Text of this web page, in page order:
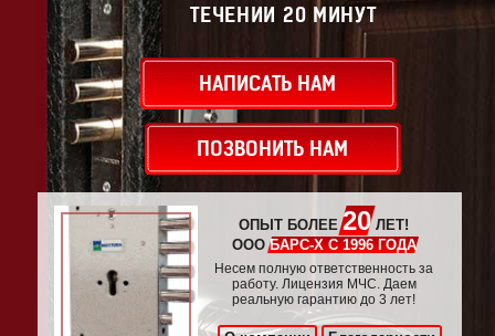
ТЕЧЕНИИ 20 МИНУТ
НАПИСАТЬ НАМ
ПОЗВОНИТЬ НАМ
ОПЫТ БОЛЕЕ20ЛЕТ!
ОООБАРС-Х С 1996 ГОДА
Несем полную ответственность за
работу. Лицензия МЧС. Даем
реальную гарантию до 3 лет!